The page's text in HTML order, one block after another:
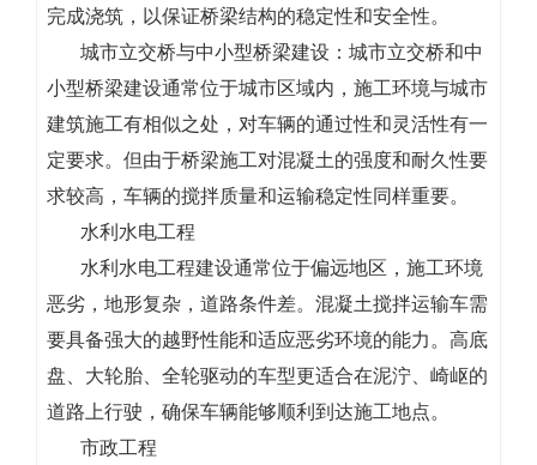
完成浇筑，以保证桥梁结构的稳定性和安全性。
城市立交桥与中小型桥梁建设：城市立交桥和中
小型桥梁建设通常位于城市区域内，施工环境与城市
建筑施工有相似之处，对车辆的通过性和灵活性有一
定要求。但由于桥梁施工对混凝土的强度和耐久性要
求较高，车辆的搅拌质量和运输稳定性同样重要。
水利水电工程
水利水电工程建设通常位于偏远地区，施工环境
恶劣，地形复杂，道路条件差。混凝土搅拌运输车需
要具备强大的越野性能和适应恶劣环境的能力。高底
盘、大轮胎、全轮驱动的车型更适合在泥泞、崎岖的
道路上行驶，确保车辆能够顺利到达施工地点。
市政工程